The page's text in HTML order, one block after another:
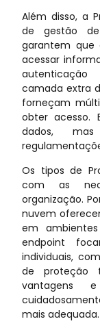
Além disso, a
de gestão
garantem que
acessar
camada extra
forneçam
obter acesso.
dados,
Os tipos de
com as
organização.
nuvem
em
endpoint
individuais,
de proteção
vantagens
mais adequada.